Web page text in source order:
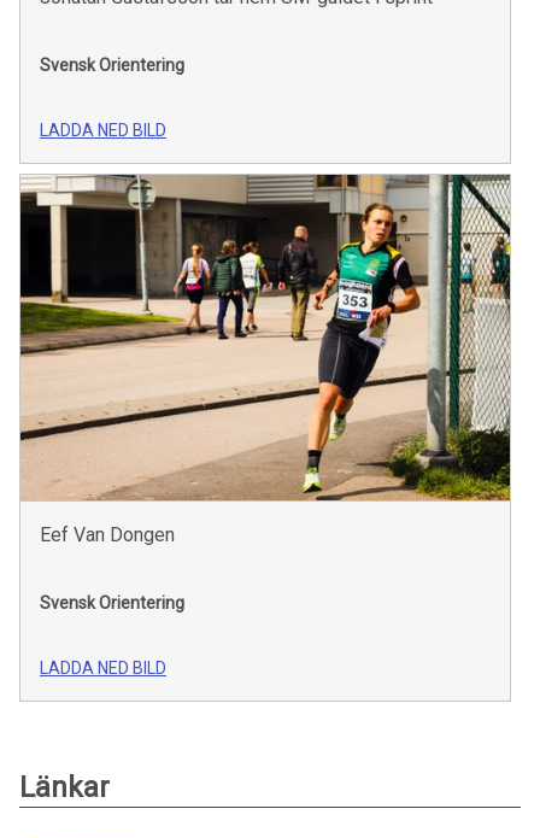
Svensk Orientering
LADDA NED BILD
Eef Van Dongen
Svensk Orientering
LADDA NED BILD
Länkar